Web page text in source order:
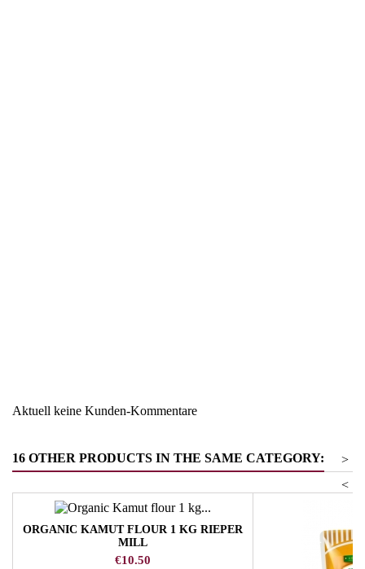
Aktuell keine Kunden-Kommentare
16 OTHER PRODUCTS IN THE SAME CATEGORY:
>
<
ORGANIC KAMUT FLOUR 1 KG RIEPER
MILL
Price
€10.50